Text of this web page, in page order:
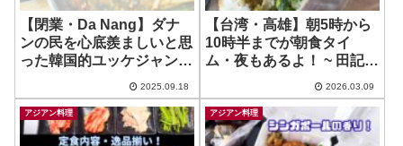
【閉業・Da Nang】ダナ
ンの民を心底羨ましいと思
った韓国的ユッケジャン１
念。。 ~ Nha Hang Han
Quoc Ye Ga
2025.09.18
【台湾・高雄】朝5時から
10時半までが朝食タイ
ム・夜もあるよ！ ~ 田記豆
2026.03.09
アジアン料理 アジアン料理